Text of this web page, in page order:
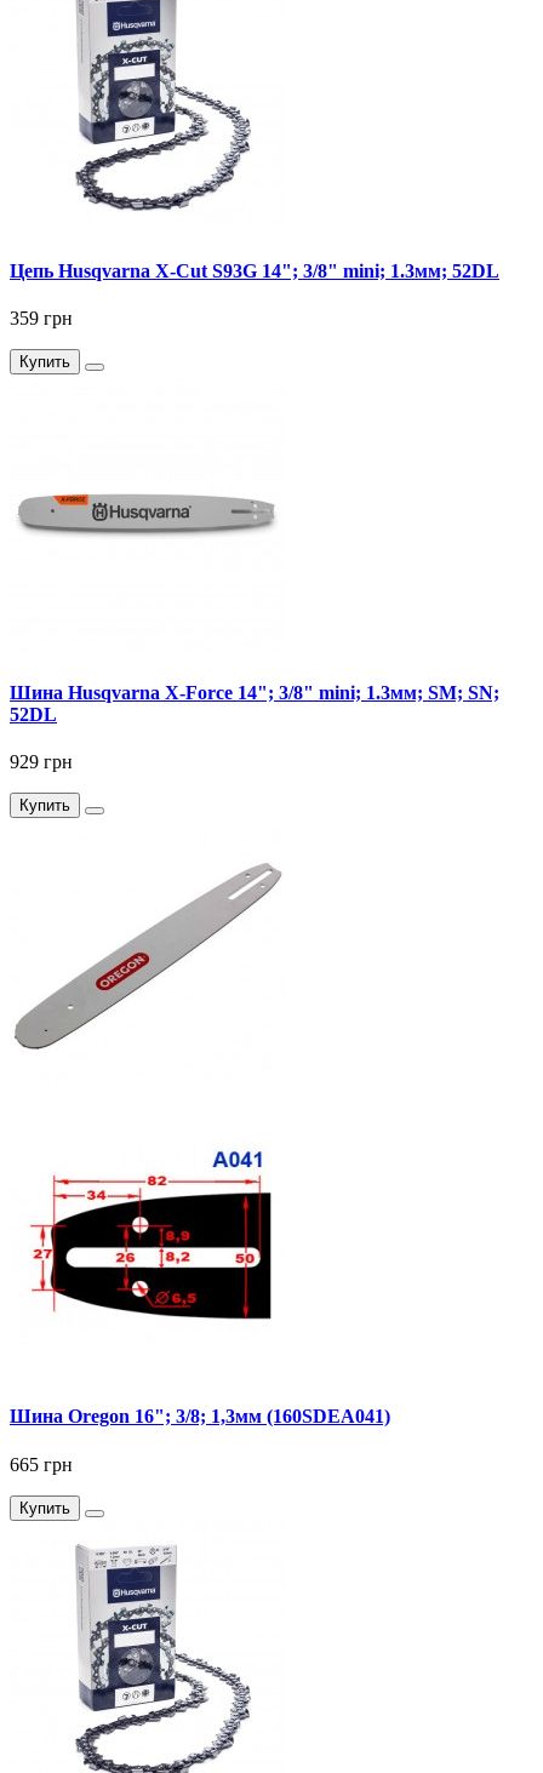
Цепь Husqvarna X-Cut S93G 14"; 3/8" mini; 1.3мм; 52DL
359 грн
Купить
Шина Husqvarna X-Force 14"; 3/8" mini; 1.3мм; SM; SN;
52DL
929 грн
Купить
Шина Oregon 16"; 3/8; 1,3мм (160SDEA041)
665 грн
Купить